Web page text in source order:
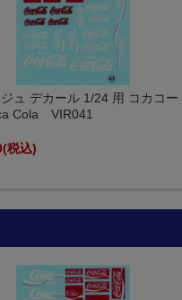
ュ デカール 1/24 用 コカコー
Cola VIR041
(税込)